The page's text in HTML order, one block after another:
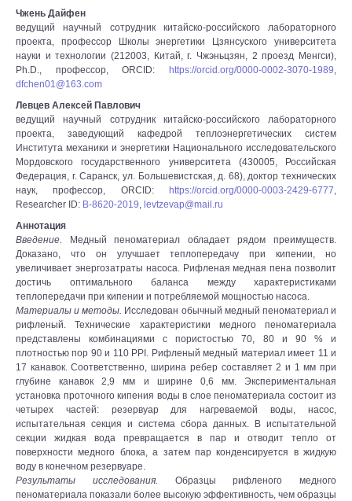
Чжень Дайфен
ведущий научный сотрудник китайско-российского лабораторного
проекта, профессор Школы энергетики Цзянсуского университета
науки и технологии (212003, Китай, г. Чжэньцзян, 2 проезд Менгси),
Ph.D., профессор, ORCID:
https://orcid.org/0000-0002-3070-1989,
dfchen01@163.com
Левцев Алексей Павлович
ведущий научный сотрудник китайско-российского лабораторного
проекта, заведующий кафедрой теплоэнергетических систем
Института механики и энергетики Национального исследовательского
Мордовского государственного университета (430005, Российская
Федерация, г. Саранск, ул. Большевистская, д. 68), доктор технических
наук, профессор, ORCID:
https://orcid.org/0000-0003-2429-6777,
Researcher ID: B-8620-2019, levtzevap@mail.ru
Аннотация
Введение. Медный пеноматериал обладает рядом преимуществ.
Доказано, что он улучшает теплопередачу при кипении, но
увеличивает энергозатраты насоса. Рифленая медная пена позволит
достичь оптимального баланса между характеристиками
теплопередачи при кипении и потребляемой мощностью насоса.
Материалы и методы. Исследован обычный медный пеноматериал и
рифленый. Технические характеристики медного пеноматериала
представлены комбинациями с пористостью 70, 80 и 90 % и
плотностью пор 90 и 110 PPI. Рифленый медный материал имеет 11 и
17 канавок. Соответственно, ширина ребер составляет 2 и 1 мм при
глубине канавок 2,9 мм и ширине 0,6 мм. Экспериментальная
установка проточного кипения воды в слое пеноматериала состоит из
четырех частей: резервуар для нагреваемой воды, насос,
испытательная секция и система сбора данных. В испытательной
секции жидкая вода превращается в пар и отводит тепло от
поверхности медного блока, а затем пар конденсируется в жидкую
воду в конечном резервуаре.
Результаты исследования. Образцы рифленого медного
пеноматериала показали более высокую эффективность, чем образцы